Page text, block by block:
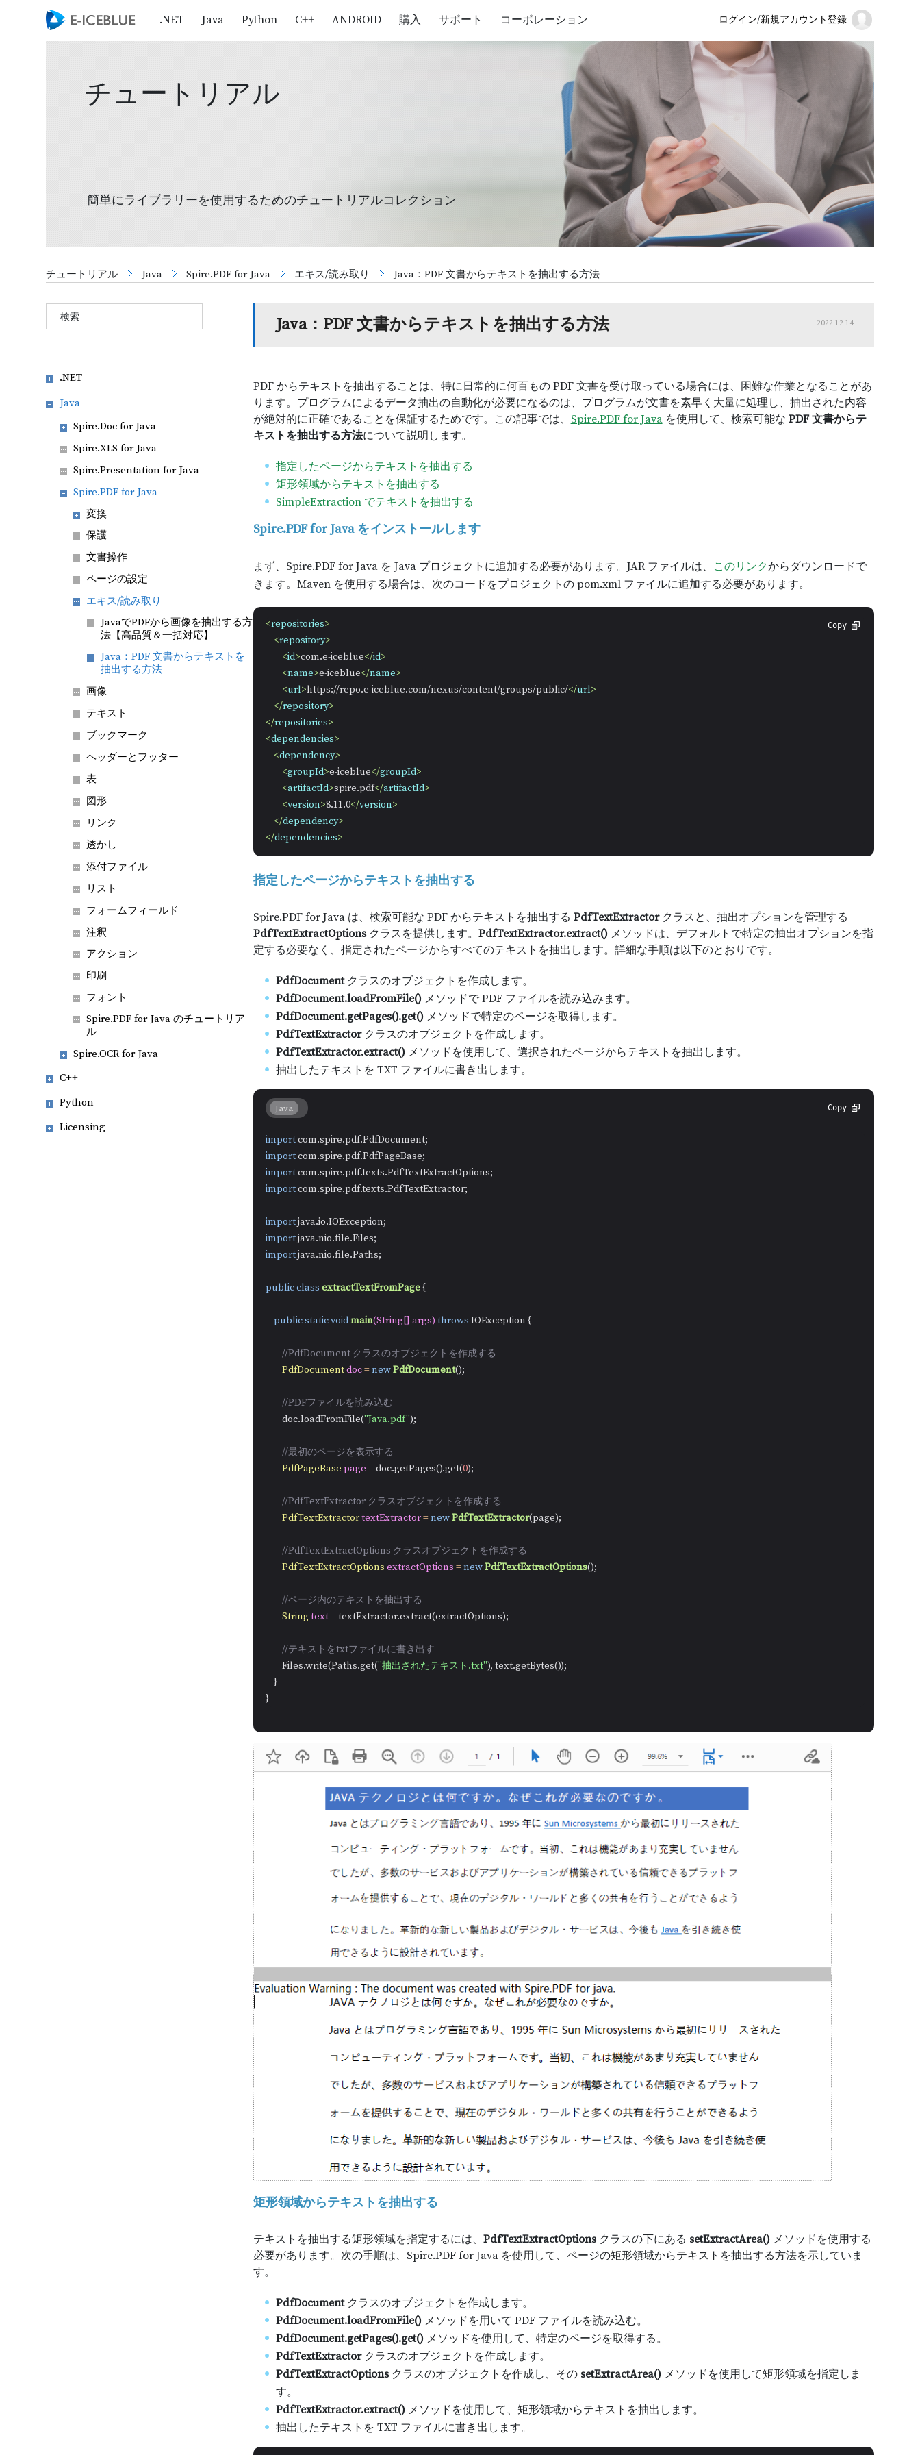
.NET Java Python C++ ANDROID 購入 サポート コーポレーション ログイン/新規アカウント登録
チュートリアル
簡単にライブラリーを使用するためのチュートリアルコレクション
チュートリアル Java Spire.PDF for Java エキス/読み取り Java：PDF 文書からテキストを抽出する方法
2022-12-14
Java：PDF 文書からテキストを抽出する方法
PDF からテキストを抽出することは、特に日常的に何百もの PDF 文書を受け取っている場合には、困難な作業となることがあ
ります。プログラムによるデータ抽出の自動化が必要になるのは、プログラムが文書を素早く大量に処理し、抽出された内容
が絶対的に正確であることを保証するためです。この記事では、 Spire.PDF for Javaを使用して、検索可能な PDF 文書からテ
キストを抽出する方法について説明します。
指定したページからテキストを抽出する
矩形領域からテキストを抽出する
SimpleExtraction でテキストを抽出する
Spire.PDF for Java をインストールします
まず、Spire.PDF for Java を Java プロジェクトに追加する必要があります。JAR ファイルは、 このリンクからダウンロードで
きます。Maven を使用する場合は、次のコードをプロジェクトの pom.xml ファイルに追加する必要があります。
Copy
<repositories>
<repository>
<id>com.e-iceblue</id>
<name>e-iceblue</name>
<url>https://repo.e-iceblue.com/nexus/content/groups/public/</url>
</repository>
</repositories>
<dependencies>
<dependency>
<groupId>e-iceblue</groupId>
<artifactId>spire.pdf</artifactId>
<version>8.11.0</version>
</dependency>
</dependencies>
指定したページからテキストを抽出する
Spire.PDF for Java は、検索可能な PDF からテキストを抽出する PdfTextExtractorクラスと、抽出オプションを管理する
PdfTextExtractOptionsクラスを提供します。 PdfTextExtractor.extract()メソッドは、デフォルトで特定の抽出オプションを指
定する必要なく、指定されたページからすべてのテキストを抽出します。詳細な手順は以下のとおりです。
PdfDocumentクラスのオブジェクトを作成します。
PdfDocument.loadFromFile()メソッドで PDF ファイルを読み込みます。
PdfDocument.getPages().get()メソッドで特定のページを取得します。
PdfTextExtractorクラスのオブジェクトを作成します。
PdfTextExtractor.extract()メソッドを使用して、選択されたページからテキストを抽出します。
抽出したテキストを TXT ファイルに書き出します。
Java Copy
import
import
import
import com.spire.pdf.texts.PdfTextExtractor;
import
import
import java.nio.file.Paths;
publicclass extractTextFromPage {
publicstaticvoidmain(String[] args) throws IOException {
//PdfDocument クラスのオブジェクトを作成する
PdfDocumentdoc=newPdfDocument();
//PDFファイルを読み込む
        doc.loadFromFile(
"Java.pdf");
//最初のページを表示する
PdfPageBase page = doc.getPages().get(0);
//PdfTextExtractor クラスオブジェクトを作成する
PdfTextExtractortextExtractor=newPdfTextExtractor(page);
//PdfTextExtractOptions クラスオブジェクトを作成する
PdfTextExtractOptions extractOptions =newPdfTextExtractOptions();
//ページ内のテキストを抽出する
Stringtext= textExtractor.extract(extractOptions);
//テキストをtxtファイルに書き出す
        Files.write(Paths.get(
"抽出されたテキスト.txt"), text.getBytes());
    }
}
矩形領域からテキストを抽出する
テキストを抽出する矩形領域を指定するには、 PdfTextExtractOptionsクラスの下にある setExtractArea()メソッドを使用する
必要があります。次の手順は、Spire.PDF for Java を使用して、ページの矩形領域からテキストを抽出する方法を示していま
す。
PdfDocumentクラスのオブジェクトを作成します。
PdfDocument.loadFromFile()メソッドを用いて PDF ファイルを読み込む。
PdfDocument.getPages().get()メソッドを使用して、特定のページを取得する。
PdfTextExtractorクラスのオブジェクトを作成します。
PdfTextExtractOptionsクラスのオブジェクトを作成し、その setExtractArea()メソッドを使用して矩形領域を指定しま
す。
PdfTextExtractor.extract()メソッドを使用して、矩形領域からテキストを抽出します。
抽出したテキストを TXT ファイルに書き出します。
.NET
Java
Spire.Doc for Java
Spire.XLS for Java
Spire.Presentation for Java
Spire.PDF for Java
変換
保護
文書操作
ページの設定
エキス/読み取り
JavaでPDFから画像を抽出する方
法【高品質＆一括対応】
Java：PDF 文書からテキストを
抽出する方法
画像
テキスト
ブックマーク
ヘッダーとフッター
表
図形
リンク
透かし
添付ファイル
リスト
フォームフィールド
注釈
アクション
印刷
フォント
Spire.PDF for Java のチュートリア
ル
Spire.OCR for Java
C++
Python
Licensing